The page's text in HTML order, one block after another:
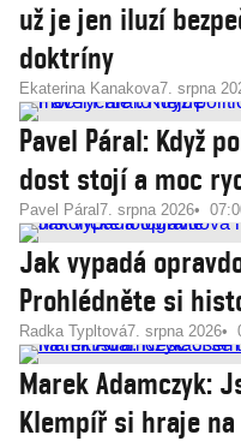
už je jen iluzí
doktríny
Ekaterina Kanakova7. srpna
Pavel Páral: Když
dost stojí a moc
Pavel Páral 7. srpna 2026
Jak vypadá
Prohlédněte si
Radka Typltová7. srpna 2026
Marek Adamczyk:
Klempíř si hraje